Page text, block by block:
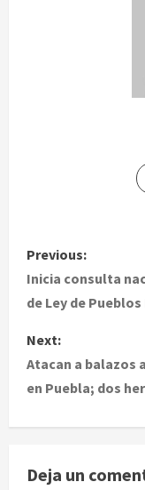
P
o
t
n
a
v
Previous:
Inicia consulta
de Ley de
Next:
Atacan a balazos
en Puebla; dos
Deja un